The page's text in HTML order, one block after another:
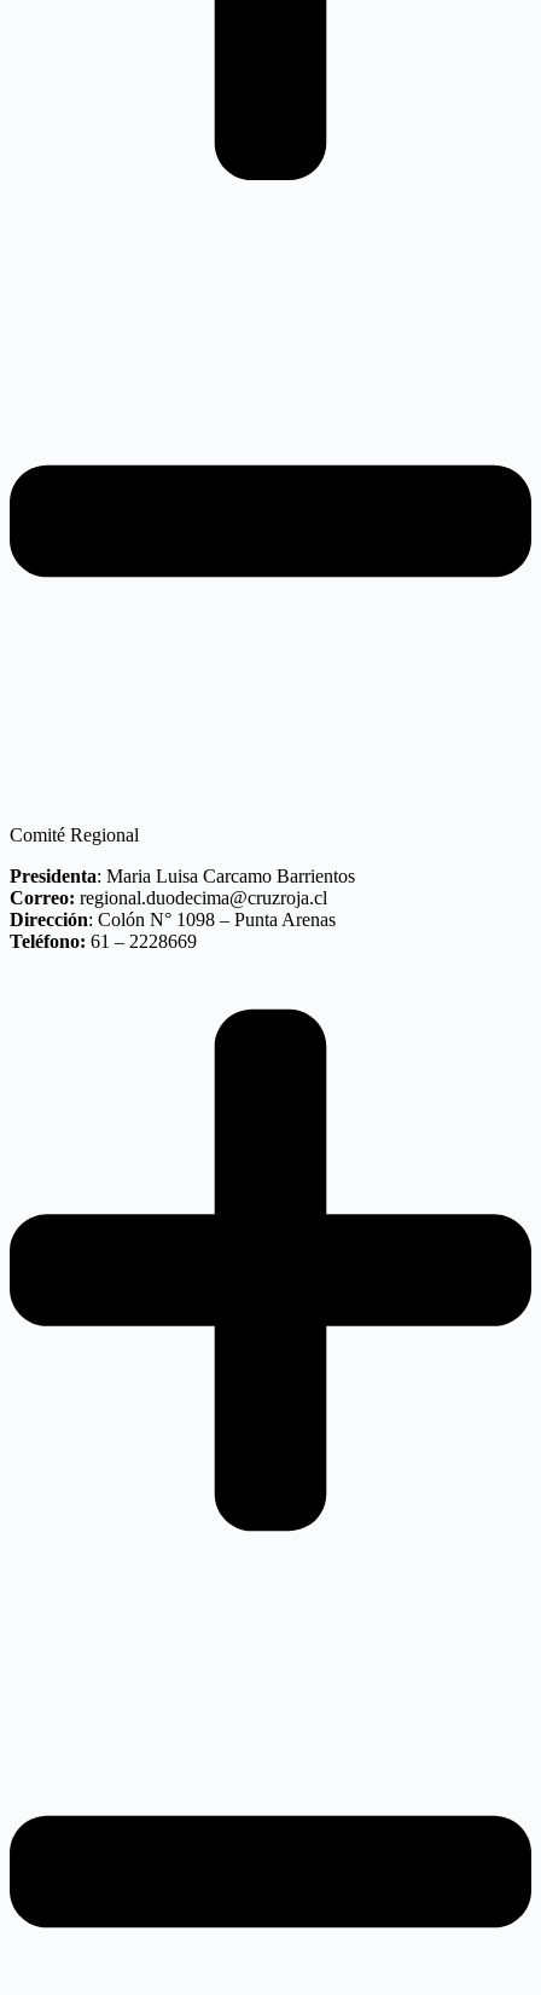
Comité Regional
Presidenta: Maria Luisa Carcamo Barrientos
Correo: regional.duodecima@cruzroja.cl
Dirección: Colón N° 1098 – Punta Arenas
Teléfono: 61 – 2228669